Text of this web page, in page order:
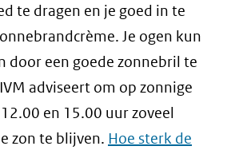
te dragen en je goed in te
Je ogen kun
door een goede zonnebril te
adviseert om op zonnige
en 15.00 uur zoveel
zon te blijven. Hoe sterk de